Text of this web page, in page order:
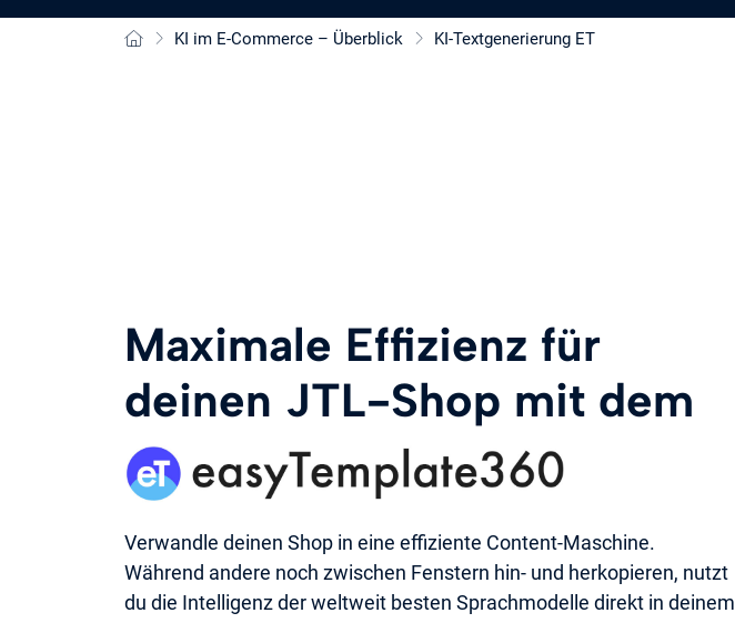
KI im E-Commerce – Überblick KI-Textgenerierung ET
Maximale Effizienz für
deinen JTL-Shop mit dem
Verwandle deinen Shop in eine effiziente Content-Maschine.
Während andere noch zwischen Fenstern hin- und herkopieren, nutzt
du die Intelligenz der weltweit besten Sprachmodelle direkt in deinem